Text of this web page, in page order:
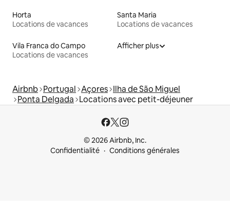
Horta
Locations de vacances
Santa Maria
Locations de vacances
Vila Franca do Campo
Locations de vacances
Afficher plus
Airbnb Portugal Açores Ilha de São Miguel
Ponta Delgada Locations avec petit-déjeuner
© 2026 Airbnb, Inc.
Confidentialité
Conditions générales